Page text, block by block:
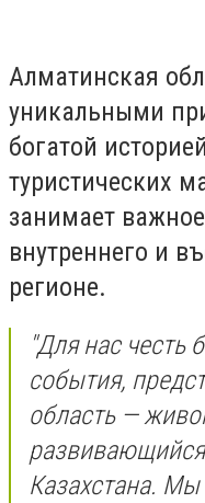
Алматинская
уникальными
богатой
туристических
занимает
внутреннего и
регионе.
"Для нас честь
события,
область —
развивающийся
Казахстана.